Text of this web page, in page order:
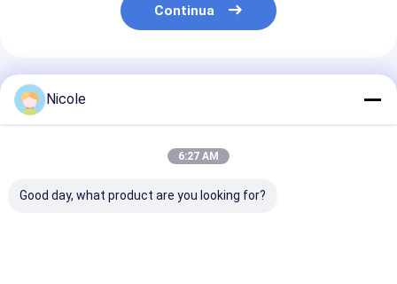
Continua
Prodotti Raccomandati
Nicole
6:27 AM
Good day, what product are you looking for?